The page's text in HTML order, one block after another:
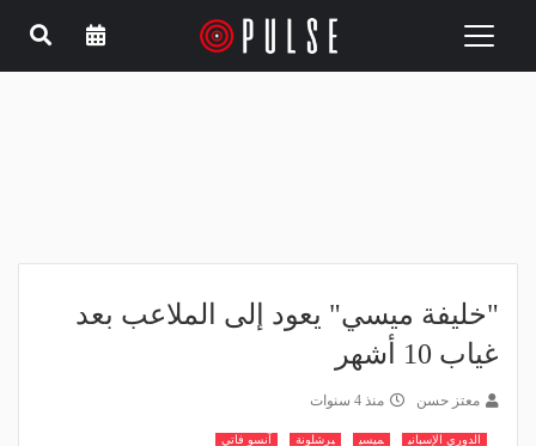
Toggle
"خليفة ميسي" يعود إلى الملاعب بعد
غياب 10 أشهر
معتز حسن منذ 4 سنوات
الدوري الإسباني ميسي برشلونة آنسو فاتي